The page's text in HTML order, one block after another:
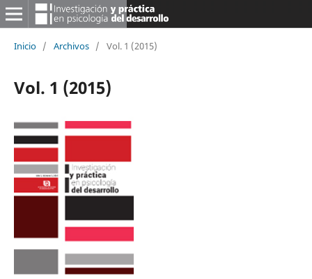
Inicio / Archivos / Vol. 1 (2015)
Vol. 1 (2015)